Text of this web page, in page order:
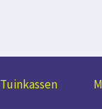
Tuinkassen